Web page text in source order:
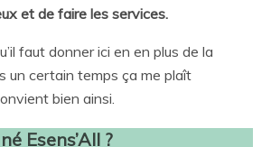
et de faire les services.
faut donner ici en en plus de la
un certain temps ça me plaît
bien ainsi.
Esens’All ?